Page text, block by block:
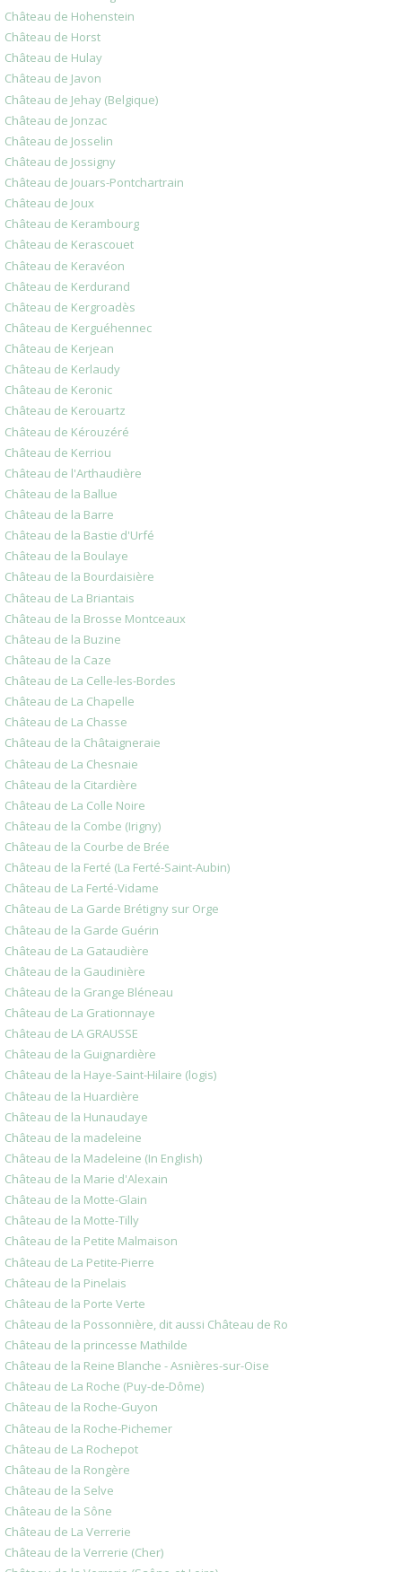
Château de Hohenstein
Château de Horst
Château de Hulay
Château de Javon
Château de Jehay (Belgique)
Château de Jonzac
Château de Josselin
Château de Jossigny
Château de Jouars-Pontchartrain
Château de Joux
Château de Kerambourg
Château de Kerascouet
Château de Keravéon
Château de Kerdurand
Château de Kergroadès
Château de Kerguéhennec
Château de Kerjean
Château de Kerlaudy
Château de Keronic
Château de Kerouartz
Château de Kérouzéré
Château de Kerriou
Château de l'Arthaudière
Château de la Ballue
Château de la Barre
Château de la Bastie d'Urfé
Château de la Boulaye
Château de la Bourdaisière
Château de La Briantais
Château de la Brosse Montceaux
Château de la Buzine
Château de la Caze
Château de La Celle-les-Bordes
Château de La Chapelle
Château de La Chasse
Château de la Châtaigneraie
Château de La Chesnaie
Château de la Citardière
Château de La Colle Noire
Château de la Combe (Irigny)
Château de la Courbe de Brée
Château de la Ferté (La Ferté-Saint-Aubin)
Château de La Ferté-Vidame
Château de La Garde Brétigny sur Orge
Château de la Garde Guérin
Château de La Gataudière
Château de la Gaudinière
Château de la Grange Bléneau
Château de La Grationnaye
Château de LA GRAUSSE
Château de la Guignardière
Château de la Haye-Saint-Hilaire (logis)
Château de la Huardière
Château de la Hunaudaye
Château de la madeleine
Château de la Madeleine (In English)
Château de la Marie d'Alexain
Château de la Motte-Glain
Château de la Motte-Tilly
Château de la Petite Malmaison
Château de La Petite-Pierre
Château de la Pinelais
Château de la Porte Verte
Château de la Possonnière, dit aussi Château de Ro
Château de la princesse Mathilde
Château de la Reine Blanche - Asnières-sur-Oise
Château de La Roche (Puy-de-Dôme)
Château de la Roche-Guyon
Château de la Roche-Pichemer
Château de La Rochepot
Château de la Rongère
Château de la Selve
Château de la Sône
Château de La Verrerie
Château de la Verrerie (Cher)